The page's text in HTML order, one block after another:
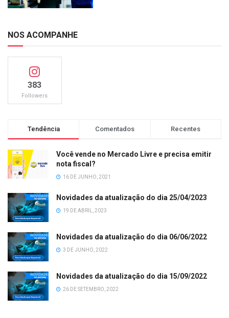
NOS ACOMPANHE
383
Followers
Tendência Comentados Recentes
Você vende no Mercado Livre e precisa emitir
nota fiscal?
16 DE JUNHO, 2021
Novidades da atualização do dia 25/04/2023
19 DE ABRIL, 2023
Novidades da atualização do dia 06/06/2022
3 DE JUNHO, 2022
Novidades da atualização do dia 15/09/2022
26 DE SETEMBRO, 2022